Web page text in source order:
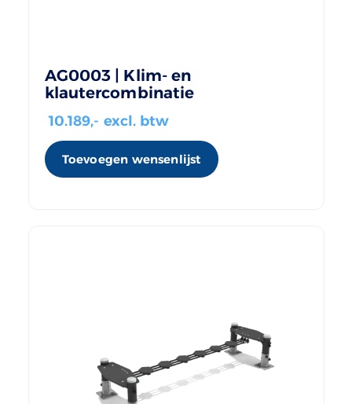
AG0003 | Klim- en
klautercombinatie
10.189,- excl. btw
Toevoegen wensenlijst